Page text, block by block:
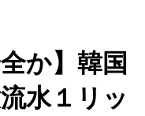
か】韓国
水１リッ